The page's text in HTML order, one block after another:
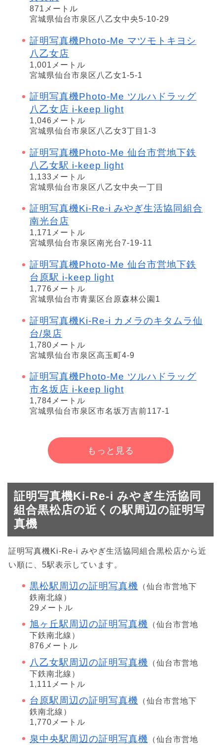
871メートル
宮城県仙台市泉区八乙女中央5-10-29
証明写真機Photo-Me マツモトキヨシ
八乙女店
1,001メートル
宮城県仙台市泉区八乙女1-5-1
証明写真機Photo-Me ツルハドラッグ
八乙女店 i-keep light
1,046メートル
宮城県仙台市泉区八乙女3丁目1-3
証明写真機Photo-Me 仙台市営地下鉄
八乙女駅 i-keep light
1,133メートル
宮城県仙台市泉区八乙女中央一丁目
証明写真機Ki-Re-i みやぎ生活協同組合
南光台店
1,171メートル
宮城県仙台市泉区南光台7-19-11
証明写真機Photo-Me 仙台市営地下鉄
台原駅 i-keep light
1,776メートル
宮城県仙台市青葉区台原森林公園1
証明写真機Ki-Re-i カメラのキタムラ仙
台/泉店
1,780メートル
宮城県仙台市泉区高玉町4-9
証明写真機Photo-Me ツルハドラッグ
市名坂店 i-keep light
1,784メートル
宮城県仙台市泉区市名坂万吉前117-1
もっと見る
証明写真機Ki-Re-i みやぎ生活協同
組合黒松店の近くの駅周辺の証明写
真機
証明写真機Ki-Re-i みやぎ生活協同組合黒松店から近
い順に、5駅表示しています。
黒松駅周辺の証明写真機
（仙台市営地下
鉄南北線）
29メートル
旭ヶ丘駅周辺の証明写真機
（仙台市営地
下鉄南北線）
876メートル
八乙女駅周辺の証明写真機
（仙台市営地
下鉄南北線）
1,111メートル
台原駅周辺の証明写真機
（仙台市営地下
鉄南北線）
1,770メートル
泉中央駅周辺の証明写真機
（仙台市営地